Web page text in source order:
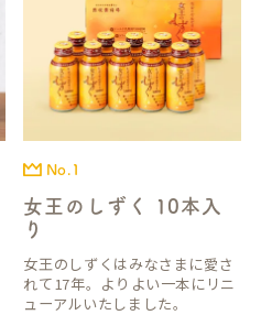
No.1
女王のしずく 10本入
り
女王のしずくはみなさまに愛さ
れて17年。よりよい一本にリニ
ューアルいたしました。